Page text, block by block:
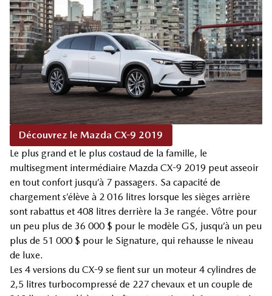
Découvrez le Mazda CX-9 2019
Le plus grand et le plus costaud de la famille, le
multisegment intermédiaire Mazda CX-9 2019 peut asseoir
en tout confort jusqu’à 7 passagers. Sa capacité de
chargement s’élève à 2 016 litres lorsque les sièges arrière
sont rabattus et 408 litres derrière la 3e rangée. Vôtre pour
un peu plus de 36 000 $ pour le modèle GS, jusqu’à un peu
plus de 51 000 $ pour le Signature, qui rehausse le niveau
de luxe.
Les 4 versions du CX-9 se fient sur un moteur 4 cylindres de
2,5 litres turbocompressé de 227 chevaux et un couple de